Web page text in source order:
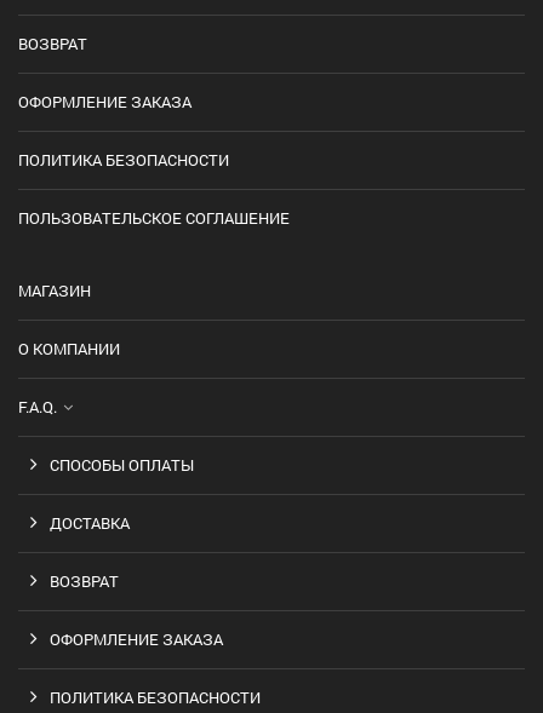
ВОЗВРАТ
ОФОРМЛЕНИЕ ЗАКАЗА
ПОЛИТИКА БЕЗОПАСНОСТИ
ПОЛЬЗОВАТЕЛЬСКОЕ СОГЛАШЕНИЕ
МАГАЗИН
О КОМПАНИИ
F.A.Q.
СПОСОБЫ ОПЛАТЫ
ДОСТАВКА
ВОЗВРАТ
ОФОРМЛЕНИЕ ЗАКАЗА
ПОЛИТИКА БЕЗОПАСНОСТИ